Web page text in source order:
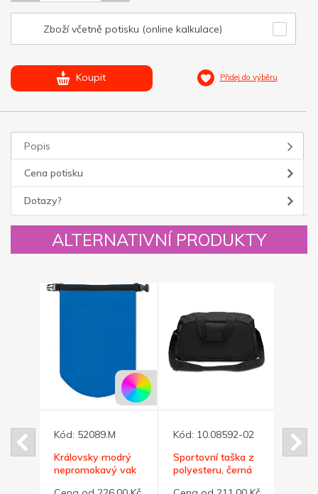
Zboží včetně potisku (online kalkulace)
Koupit Přidej do výběru
Popis
Cena potisku
Dotazy?
ALTERNATIVNÍ PRODUKTY
Kód: 52089.M
Královsky modrý
nepromokavý vak
Kód: 10.08592-02
Sportovní taška z
polyesteru, černá
Kód: